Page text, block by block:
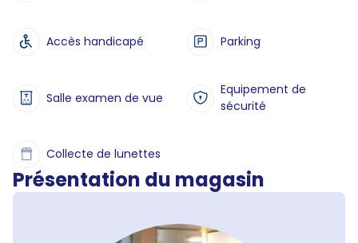
Accès handicapé Parking
Salle examen de vue
Equipement de
sécurité
Collecte de lunettes
Présentation du magasin